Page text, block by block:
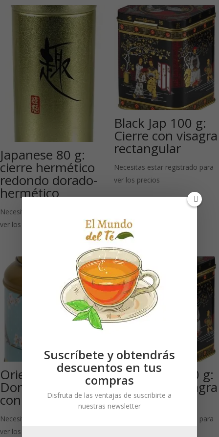
Japanese 80 g:
cierre hermético
redondo dorado-
hermético
Necesitas estar registrado para
ver los precios
Black Jap 100 g:
Cierre con visagra
rectangular
Necesitas estar registrado para
ver los precios
Oriental Garden
Dome: Caja ronda
con tapa interior
Necesitas estar registrado para
ver los precios
Black Jap 1000 g:
Cierre con visagra
rectangular
Necesitas estar registrado para
Suscríbete y obtendrás
descuentos en tus
compras
Disfruta de las ventajas de suscribirte a
nuestras newsletter